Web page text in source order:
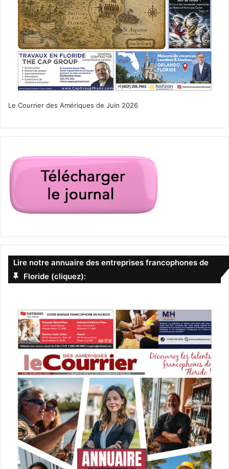
de prison pour un
« prank »
Les potentielles millions de vues sur Youtube font tourner
bien des têtes et faire des bêtises à un grand nombre de
jeunes afin de s’y faire remarquer. L’un d’entre eux, Dilion
Burch, 22 ans, a été condamné à trois jours de prison pour
avoir fait croire à des visiteurs d’un hôtel Disney
qu’ils le cherchaient pour l’interpeller, les policiers l’ont
retrouvé caché dans un buisson.
6 mois et le cache
dans un bac à
glaçons
Le Courrier des Amériques de Juin 2026
Lire notre annuaire des entreprises francophones de
Floride (cliquez):